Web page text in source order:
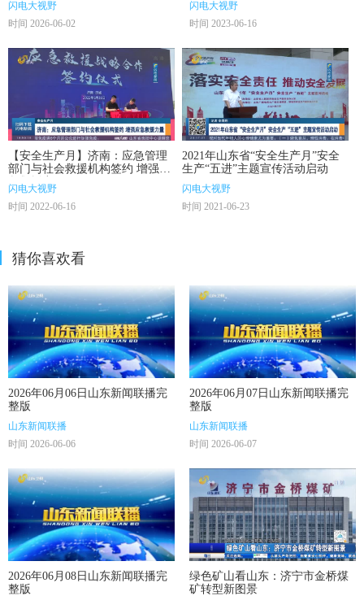
闪电大视野
时间 2026-06-02
闪电大视野
时间 2023-06-16
【安全生产月】济南：应急管理
部门与社会救援机构签约 增强应
急救援力量
闪电大视野
时间 2022-06-16
2021年山东省“安全生产月”安全
生产“五进”主题宣传活动启动
闪电大视野
时间 2021-06-23
猜你喜欢看
2026年06月06日山东新闻联播完
整版
山东新闻联播
时间 2026-06-06
2026年06月07日山东新闻联播完
整版
山东新闻联播
时间 2026-06-07
2026年06月08日山东新闻联播完
整版
绿色矿山看山东：济宁市金桥煤
矿转型新图景